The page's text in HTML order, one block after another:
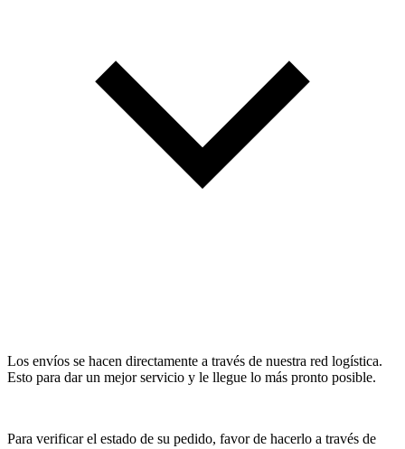
Los envíos se hacen directamente a través de nuestra red logística.
Esto para dar un mejor servicio y le llegue lo más pronto posible.
Para verificar el estado de su pedido, favor de hacerlo a través de